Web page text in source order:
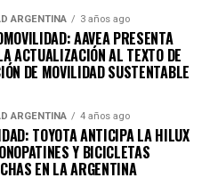
ARGENTINA 3 años ago
AAVEA PRESENTA
ACTUALIZACIÓN AL TEXTO DE
DE MOVILIDAD SUSTENTABLE
ARGENTINA 4 años ago
TOYOTA ANTICIPA LA HILUX
Y BICICLETAS
EN LA ARGENTINA